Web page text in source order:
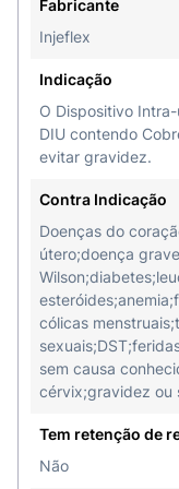
Dados
Cobre, é
continuamente
cavidade
de um Diu ainda
várias
transporte de
implantação.
Estudos clínicos
previne a
alterado ou
espermatozóides.
Fabricante
Injeflex
Indicação
O Dispositivo
DIU contendo
evitar gravidez.
Contra Indicação
Doenças do
útero;doença
cólicas
sem causa
cérvix;gravidez ou
Tem retenção de
Não